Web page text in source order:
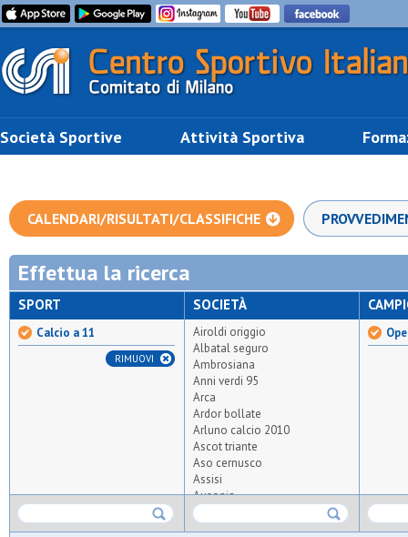
Società Sportive Attività Sportiva
CALENDARI/RISULTATI/CLASSIFICHE
Effettua la ricerca
SPORT
Calcio a 11
RIMUOVI
SOCIETÀ
Airoldi origgio
Albatal seguro
Ambrosiana
Anni verdi 95
Arca
Ardor bollate
Arluno calcio 2010
Ascot triante
Aso cernusco
Assisi
Ausonia
Barbarigo
Brioschese calcio